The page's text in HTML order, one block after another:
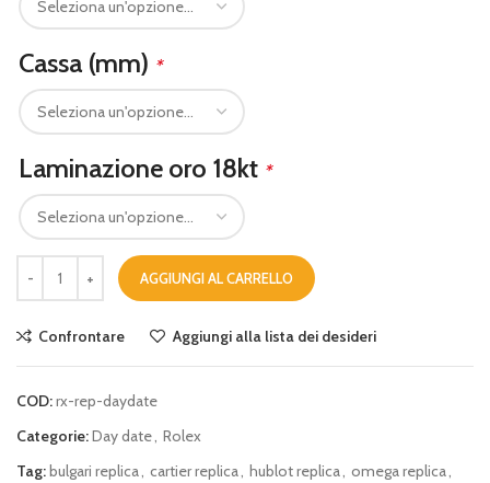
Cassa (mm) *
Laminazione oro 18kt *
AGGIUNGI AL CARRELLO
Confrontare Aggiungi alla lista dei desideri
COD:rx-rep-daydate
Categorie:Day date Rolex
Tag:bulgari replica cartier replica hublot replica omega replica